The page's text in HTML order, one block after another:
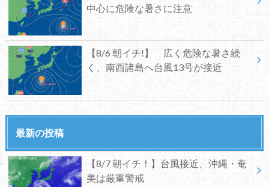
中心に危険な暑さに注意
【8/6 朝イチ!】 広く危険な暑さ続
く、南西諸島へ台風13号が接近
最新の投稿
【8/7 朝イチ！】台風接近、沖縄・奄
美は厳重警戒